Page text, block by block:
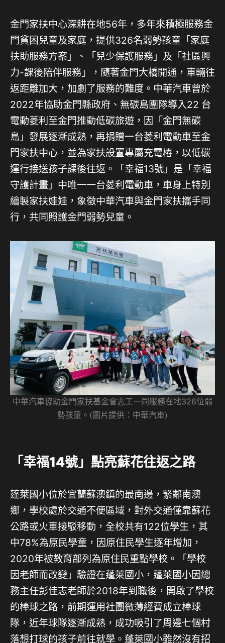
金門家扶中心深耕在地56年，多年來積極服務金
門貧困兒童及家庭，提供326名弱勢孩童「家庭
扶助服務方案」、「兒少保護服務」及「社區興
力-課後陪伴服務」，隨著金門大橋開通，車輛往
返距離加大，加劇了服務的難度。中華汽車曾於
2022年協助金門縣政府、無碳島團隊導入22 台
電動菱利至金門推動低碳旅遊，因「金門無碳
島」發展逐漸成熟，再捐贈一台菱利電動車至金
門家扶中心，並為家扶設置專屬充電樁，以低碳
運行接送孩子課後往返。「幸福13號」是「幸福
守護計畫」中唯一一台菱利電動車，車身上特別
繪製家扶娃娃，象徵中華汽車與金門家扶攜手同
行，共同照護金門弱勢兒童。
中華汽車協助金門家扶基金會志工一同服務在地326位弱
勢孩童。(圖片提供：中華汽車)
「幸福14號」點亮蘇花往返之路
蓬萊國小位於宜蘭蘇澳鎮的最南邊，緊鄰南澳
鄉，學校處於交通不便區域，對外交通僅靠蘇花
公路或火車接駁移動，全校共有122位學生，其
中78%為原民學童，因原住民學生逐年增加，
2020年被教育部列為原住民重點學校。「學校
因老師而改變」驗證在蓬萊國小，蓬萊國小因總
務主任彭佳志老師於2018年到職後，開啟了學校
的棒球之路，前期運用社團微薄經費成立棒球
隊，近年球隊逐漸成熟，成功吸引了周邊七個村
落想打球的孩子前往就學。蓬萊國小雖然沒有招